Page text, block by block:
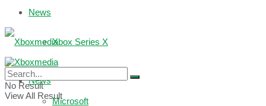
News
Xbox Series X
Microsoft
News
No Result
View All Result